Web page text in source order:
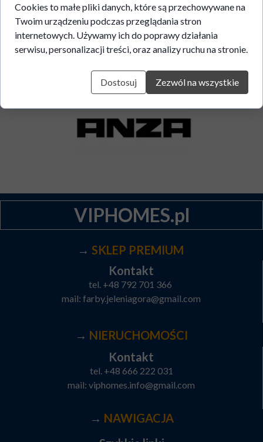
malowanej powierzchni
Do różnych rodzajów powierzchni i farb
Ergonomiczna rączka z przetłoczeniami i różnymi strefami
przyczepności
Kontakt
tel. +48 792 701 366
mail: farby.jeleniagora@gmail.com
VIPHOMES.pl
Kontakt
tel. +48 666 222 031
mail: viphomes.info@gmail.com
→ SKLEP PREMIUM
→ NIERUCHOMOŚCI
→ NAWIGACJA
Cookies to małe pliki danych, które są przechowywane na
Twoim urządzeniu podczas przeglądania stron
internetowych. Używamy ich do poprawy działania
serwisu, personalizacji treści, oraz analizy ruchu na stronie.
Dostosuj Zezwól na wszystkie